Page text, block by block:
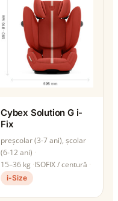
Cybex Solution G i-
Fix
preșcolar (3-7 ani), școlar
(6-12 ani)
15–36 kg ISOFIX / centură
i-Size